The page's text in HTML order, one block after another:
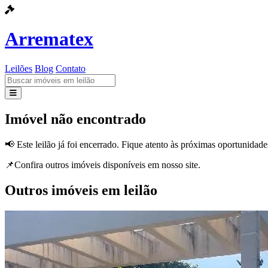
Arrematex
Leilões Blog Contato
Leilões
Contato
Imóvel não encontrado
📢 Este leilão já foi encerrado. Fique atento às próximas
📌Confira outros imóveis disponíveis em nosso site.
Outros imóveis em leilão